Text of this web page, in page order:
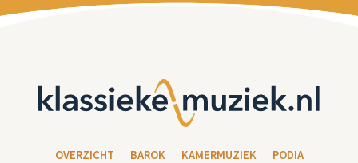
OVERZICHT BAROK KAMERMUZIEK
PODIA